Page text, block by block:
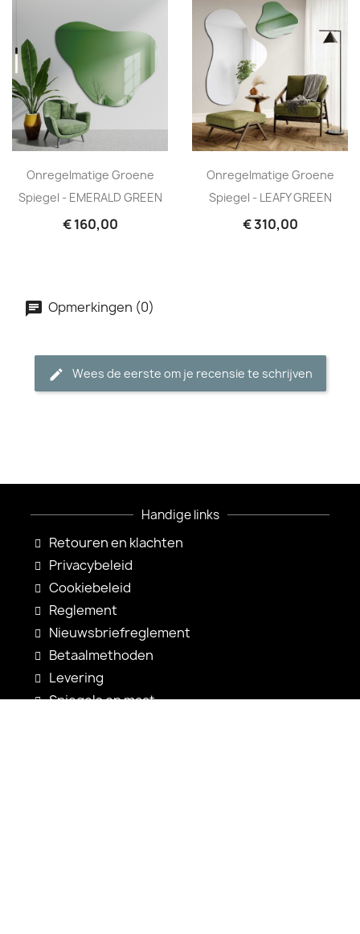
Onregelmatige Groene
Spiegel - EMERALD GREEN
€ 160,00
Onregelmatige Groene
Spiegel - LEAFY GREEN
€ 310,00
Opmerkingen (0)
Wees de eerste om je recensie te schrijven
Handige links
Retouren en klachten
Privacybeleid
Cookiebeleid
Reglement
Nieuwsbriefreglement
Betaalmethoden
Levering
Spiegels op maat